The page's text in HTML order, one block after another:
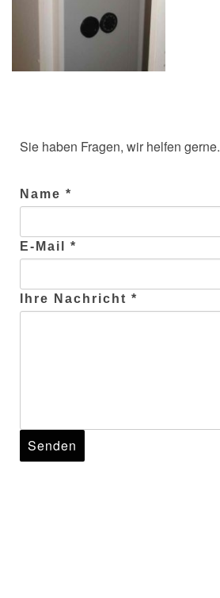
Sie haben Fragen, wir helfen gerne.
Name *
E-Mail *
Ihre Nachricht *